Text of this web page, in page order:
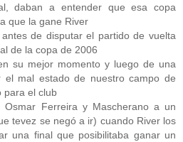
daban a entender que esa copa
que la gane River
de disputar el partido de vuelta
de la copa de 2006
su mejor momento y luego de una
el mal estado de nuestro campo de
para el club
Osmar Ferreira y Mascherano a un
tevez se negó a ir) cuando River los
una final que posibilitaba ganar un